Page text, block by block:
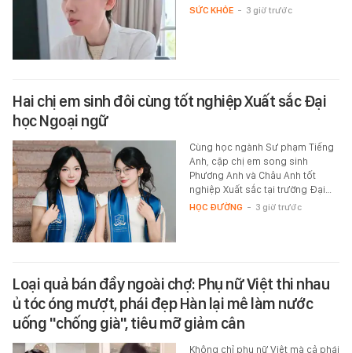
SỨC KHỎE - 3 giờ trước
Hai chị em sinh đôi cùng tốt nghiệp Xuất sắc Đại
học Ngoại ngữ
Cùng học ngành Sư phạm Tiếng
Anh, cặp chị em song sinh
Phương Anh và Châu Anh tốt
nghiệp Xuất sắc tại trường Đại…
HỌC ĐƯỜNG - 3 giờ trước
Loại quả bán đầy ngoài chợ: Phụ nữ Việt thi nhau
ủ tóc óng mượt, phái đẹp Hàn lại mê làm nước
uống "chống già", tiêu mỡ giảm cân
Không chỉ phụ nữ Việt mà cả phái